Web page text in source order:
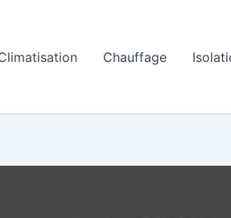
Chauffage